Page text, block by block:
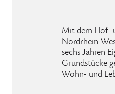
Mit dem Hof-
Nordrhein-
sechs Jahren
Grundstücke
Wohn- und